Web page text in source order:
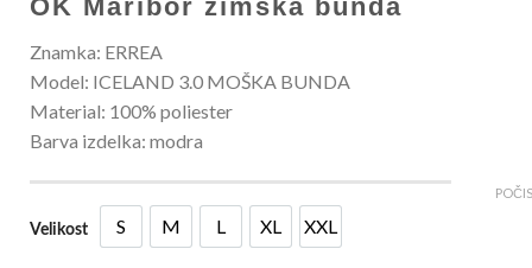
OK Maribor zimska bunda
Znamka: ERREA
Model: ICELAND 3.0 MOŠKA BUNDA
Material: 100% poliester
Barva izdelka: modra
Velikost S
S M
M L
L XL
XL XXL
XXL